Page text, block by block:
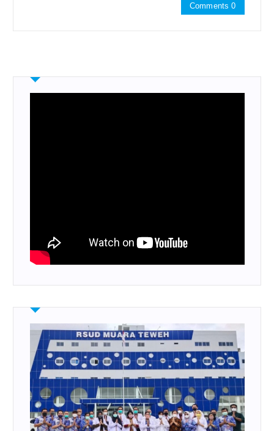
Comments 0